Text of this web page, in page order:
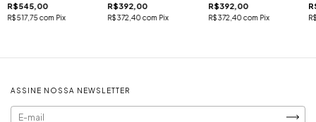
R$545,00
R$517,75com Pix
R$392,00
R$372,40com Pix
R$392,00
R$372,40com Pix
ASSINE NOSSA NEWSLETTER